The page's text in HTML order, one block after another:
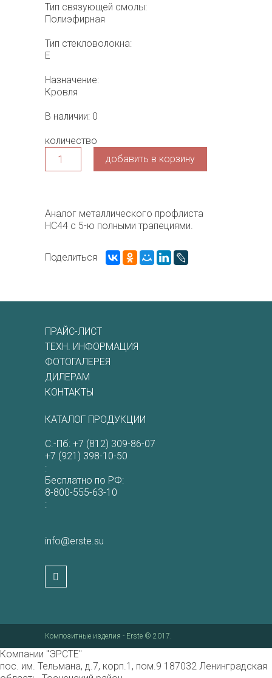
Тип связующей смолы:
Полиэфирная
Тип стекловолокна:
Е
Назначение:
Кровля
В наличии: 0
количество
добавить в корзину
Аналог металлического профлиста
НС44 с 5-ю полными трапециями.
Поделиться
ПРАЙС-ЛИСТ
ТЕХН. ИНФОРМАЦИЯ
ФОТОГАЛЕРЕЯ
ДИЛЕРАМ
КОНТАКТЫ
КАТАЛОГ ПРОДУКЦИИ
С.-Пб: +7 (812) 309-86-07
+7 (921) 398-10-50
:
Бесплатно по РФ:
8-800-555-63-10
:
info@erste.su
Композитные изделия - Erste © 2017.
Компании "ЭРСТЕ"
пос. им. Тельмана, д.7, корп.1, пом.9 187032 Ленинградская